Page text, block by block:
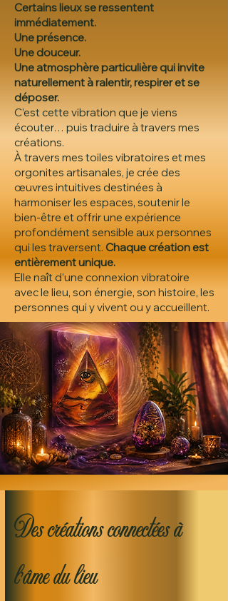
Certains lieux se ressentent
immédiatement.
Une présence.
Une douceur.
Une atmosphère particulière qui invite
naturellement à ralentir, respirer et se
déposer.
C’est cette vibration que je viens
écouter… puis traduire à travers mes
créations.
À travers mes toiles vibratoires et mes
orgonites artisanales, je crée des
œuvres intuitives destinées à
harmoniser les espaces, soutenir le
bien-être et offrir une expérience
profondément sensible aux personnes
qui les traversent. Chaque création est
entièrement unique.
Elle naît d’une connexion vibratoire
avec le lieu, son énergie, son histoire, les
personnes qui y vivent ou y accueillent.
Des créations connectées à
l’âme du lieu